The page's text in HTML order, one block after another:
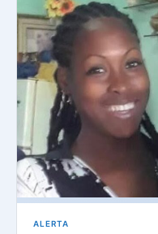
ALERTA